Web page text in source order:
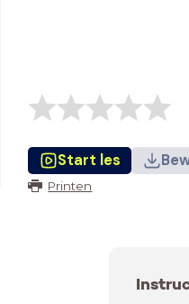
Start les
Printen